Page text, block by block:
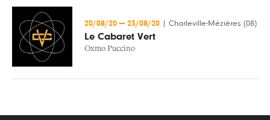
20/08/20 — 23/08/20 Charleville-Mézières (08)
Le Cabaret Vert
Oxmo Puccino